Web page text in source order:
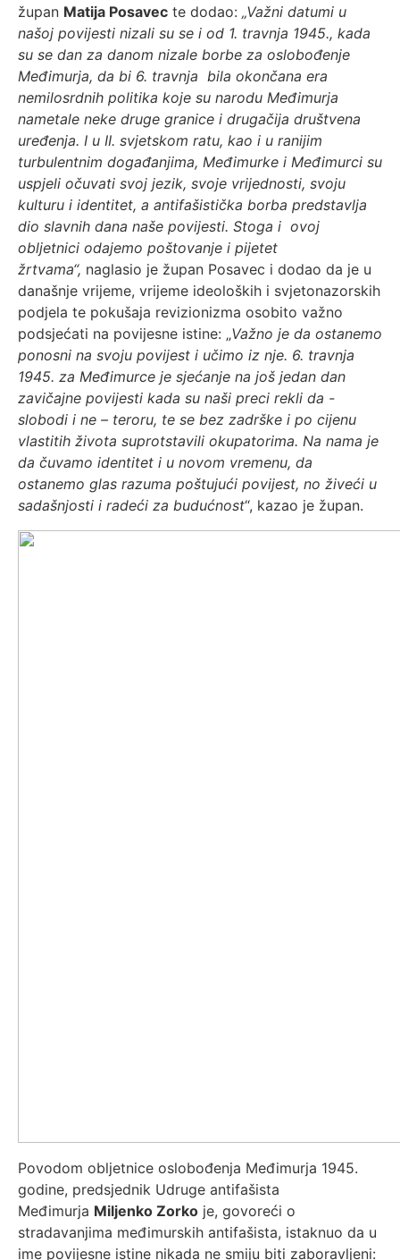
župan Matija Posavec te dodao: „Važni datumi u
našoj povijesti nizali su se i od 1. travnja 1945., kada
su se dan za danom nizale borbe za oslobođenje
Međimurja, da bi 6. travnja bila okončana era
nemilosrdnih politika koje su narodu Međimurja
nametale neke druge granice i drugačija društvena
uređenja. I u II. svjetskom ratu, kao i u ranijim
turbulentnim događanjima, Međimurke i Međimurci su
uspjeli očuvati svoj jezik, svoje vrijednosti, svoju
kulturu i identitet, a antifašistička borba predstavlja
dio slavnih dana naše povijesti. Stoga i ovoj
obljetnici odajemo poštovanje i pijetet
žrtvama“, naglasio je župan Posavec i dodao da je u
današnje vrijeme, vrijeme ideoloških i svjetonazorskih
podjela te pokušaja revizionizma osobito važno
podsjećati na povijesne istine: „Važno je da ostanemo
ponosni na svoju povijest i učimo iz nje. 6. travnja
1945. za Međimurce je sjećanje na još jedan dan
zavičajne povijesti kada su naši preci rekli da -
slobodi i ne – teroru, te se bez zadrške i po cijenu
vlastitih života suprotstavili okupatorima. Na nama je
da čuvamo identitet i u novom vremenu, da
ostanemo glas razuma poštujući povijest, no živeći u
sadašnjosti i radeći za budućnost“, kazao je župan.
Povodom obljetnice oslobođenja Međimurja 1945.
godine, predsjednik Udruge antifašista
Međimurja Miljenko Zorko je, govoreći o
stradavanjima međimurskih antifašista, istaknuo da u
ime povijesne istine nikada ne smiju biti zaboravljeni: